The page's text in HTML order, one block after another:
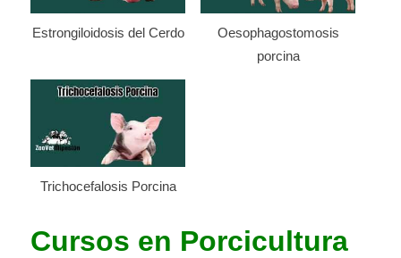
Estrongiloidosis del Cerdo
Oesophagostomosis
porcina
Trichocefalosis Porcina
Cursos en Porcicultura